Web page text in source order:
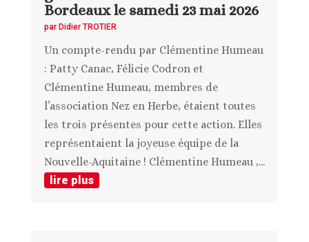
Bordeaux le samedi 23 mai 2026
par Didier TROTIER
Un compte-rendu par Clémentine Humeau
: Patty Canac, Félicie Codron et
Clémentine Humeau, membres de
l’association Nez en Herbe, étaient toutes
les trois présentes pour cette action. Elles
représentaient la joyeuse équipe de la
Nouvelle-Aquitaine ! Clémentine Humeau ,...
lire plus